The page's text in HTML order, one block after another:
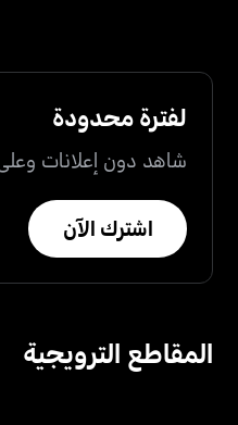
لفترة محدودة
شاهد دون إعلانات
اشترك الآن
المقاطع الترويجية